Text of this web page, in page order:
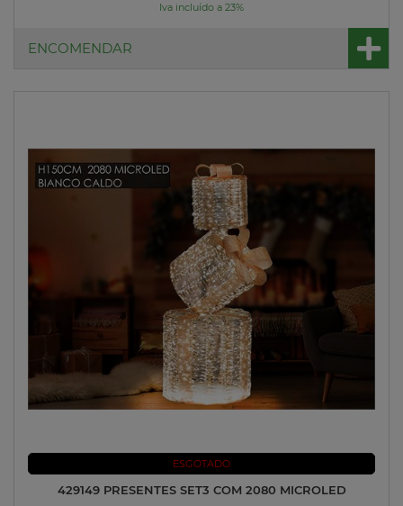
Iva incluído a 23%
ENCOMENDAR
ESGOTADO
429149 PRESENTES SET3 COM 2080 MICROLED